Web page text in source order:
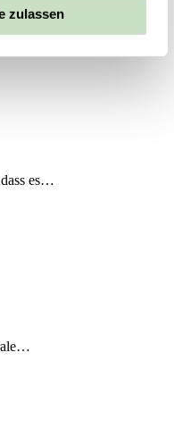
zulassen
es…